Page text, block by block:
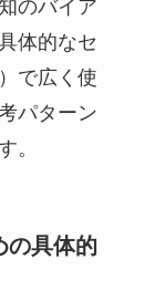
のバイア
体的なセ
で広く使
パターン
。
の具体的